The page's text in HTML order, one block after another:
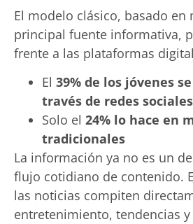
El modelo clásico, basado en
principal fuente informativa,
frente a las plataformas
El 39% de los jóvenes
través de redes sociales
Solo el 24% lo hace en
tradicionales
La información ya no es un
flujo cotidiano de contenido.
las noticias compiten
entretenimiento, tendencias